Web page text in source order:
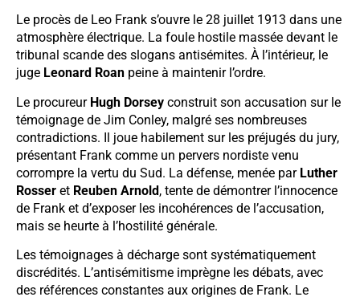
Le procès de Leo Frank s’ouvre le 28 juillet 1913 dans une
atmosphère électrique. La foule hostile massée devant le
tribunal scande des slogans antisémites. À l’intérieur, le
juge Leonard Roan peine à maintenir l’ordre.
Le procureur Hugh Dorsey construit son accusation sur le
témoignage de Jim Conley, malgré ses nombreuses
contradictions. Il joue habilement sur les préjugés du jury,
présentant Frank comme un pervers nordiste venu
corrompre la vertu du Sud. La défense, menée par Luther
Rosser et Reuben Arnold, tente de démontrer l’innocence
de Frank et d’exposer les incohérences de l’accusation,
mais se heurte à l’hostilité générale.
Les témoignages à décharge sont systématiquement
discrédités. L’antisémitisme imprègne les débats, avec
des références constantes aux origines de Frank. Le